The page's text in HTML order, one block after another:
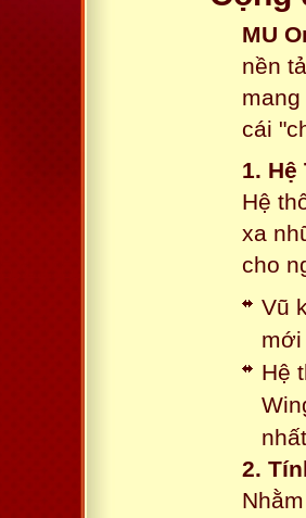
MU
nền
cái
1.
Hệ
xa
cho
Vũ
Hệ
2.